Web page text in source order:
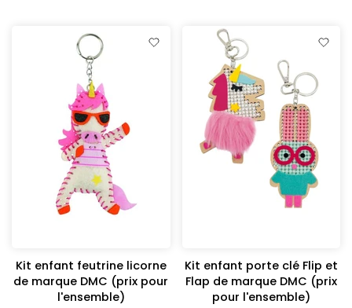
Kit enfant feutrine licorne
de marque DMC (prix pour
l'ensemble)
Kit enfant porte clé Flip et
Flap de marque DMC (prix
pour l'ensemble)